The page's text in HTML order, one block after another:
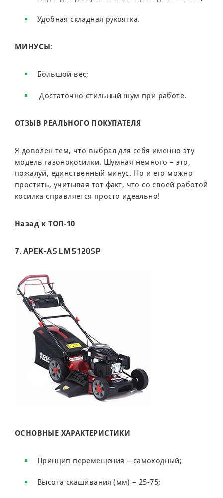
Удобная складная рукоятка.
МИНУСЫ:
Большой вес;
Достаточно стильный шум при работе.
ОТЗЫВ РЕАЛЬНОГО ПОКУПАТЕЛЯ
Я доволен тем, что выбрал для себя именно эту
модель газонокосилки. Шумная немного – это,
пожалуй, единственный минус. Но и его можно
простить, учитывая тот факт, что со своей работой
косилка справляется просто идеально!
Назад к ТОП-10
7. APEK-AS LM 5120SP
ОСНОВНЫЕ ХАРАКТЕРИСТИКИ
Принцип перемещения – самоходный;
Высота скашивания (мм) – 25-75;